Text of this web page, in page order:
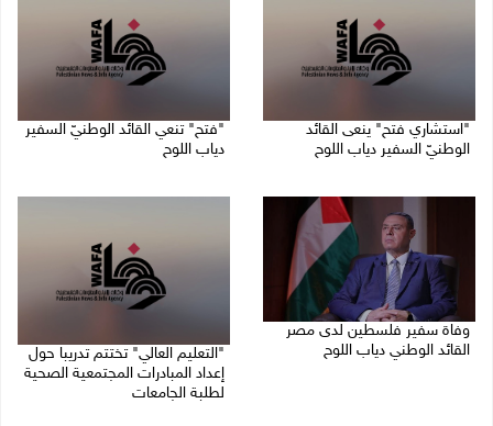
"استشاري فتح" ينعى القائد
الوطنيّ السفير دياب اللوح
"فتح" تنعي القائد الوطنيّ السفير
دياب اللوح
وفاة سفير فلسطين لدى مصر
القائد الوطني دياب اللوح
"التعليم العالي" تختتم تدريبا حول
إعداد المبادرات المجتمعية الصحية
لطلبة الجامعات